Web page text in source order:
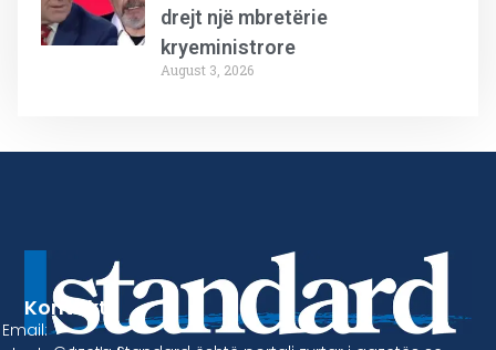
drejt një mbretërie
kryeministrore
August 3, 2026
Kontakt
Email: